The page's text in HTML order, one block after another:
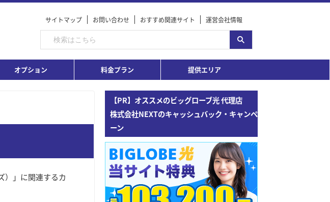
サイトマップ お問い合わせ おすすめ関連サイト 運営会社情報
オプション 料金プラン 提供エリア
）」に関連するカ
【PR】オススメのビッグローブ光 代理店
株式会社NEXTのキャッシュバック・キャンペ
ーン